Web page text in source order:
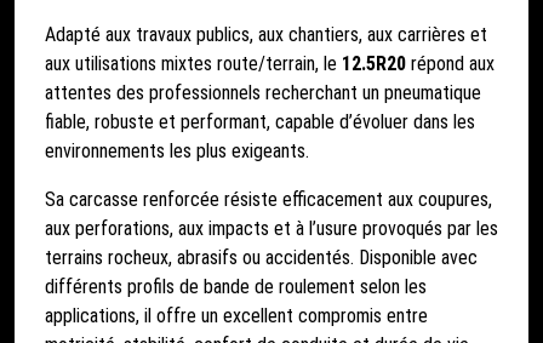
Adapté aux travaux publics, aux chantiers, aux carrières et
aux utilisations mixtes route/terrain, le 12.5R20 répond aux
attentes des professionnels recherchant un pneumatique
fiable, robuste et performant, capable d’évoluer dans les
environnements les plus exigeants.
Sa carcasse renforcée résiste efficacement aux coupures,
aux perforations, aux impacts et à l’usure provoqués par les
terrains rocheux, abrasifs ou accidentés. Disponible avec
différents profils de bande de roulement selon les
applications, il offre un excellent compromis entre